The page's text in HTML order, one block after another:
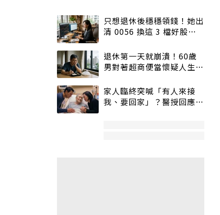
只想退休後穩穩領錢！她出
清 0056 換這 3 檔好股：
退休第一天就崩潰！60歲
男對著超商便當懷疑人生
家人臨終突喊「有人來接
我、要回家」？醫授回應方